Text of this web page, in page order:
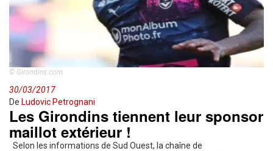
© Girondins.com
30/03/2017
De Ludovic Petrognani
Les Girondins tiennent leur sponsor
maillot extérieur !
Selon les informations de Sud Ouest, la chaîne de